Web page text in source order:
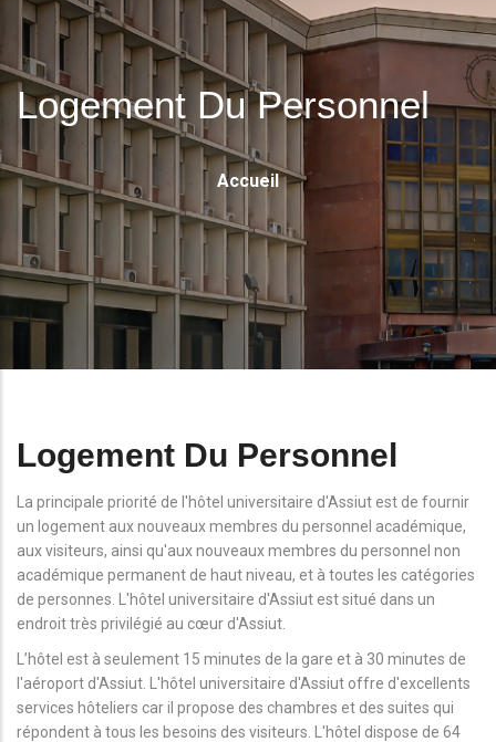
Logement Du Personnel
Fil
D'Ariane
Accueil
Logement Du Personnel
La principale priorité de l'hôtel universitaire d'Assiut est de fournir
un logement aux nouveaux membres du personnel académique,
aux visiteurs, ainsi qu'aux nouveaux membres du personnel non
académique permanent de haut niveau, et à toutes les catégories
de personnes. L'hôtel universitaire d'Assiut est situé dans un
endroit très privilégié au cœur d'Assiut.
L’hôtel est à seulement 15 minutes de la gare et à 30 minutes de
l'aéroport d'Assiut. L'hôtel universitaire d'Assiut offre d'excellents
services hôteliers car il propose des chambres et des suites qui
répondent à tous les besoins des visiteurs. L'hôtel dispose de 64